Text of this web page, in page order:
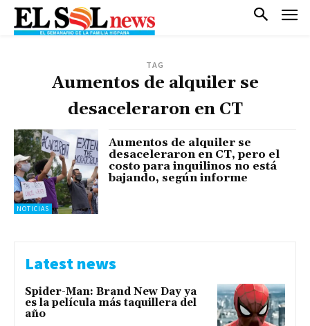
TAG
Aumentos de alquiler se
desaceleraron en CT
NOTICIAS
Aumentos de alquiler se
desaceleraron en CT, pero el
costo para inquilinos no está
bajando, según informe
Latest news
Spider-Man: Brand New Day ya
es la película más taquillera del
año